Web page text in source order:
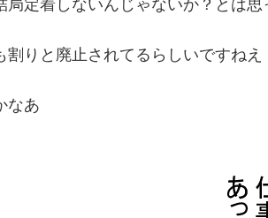
局定着しないんじゃないか？とは
割りと廃止されてるらしいですねえ
なあ